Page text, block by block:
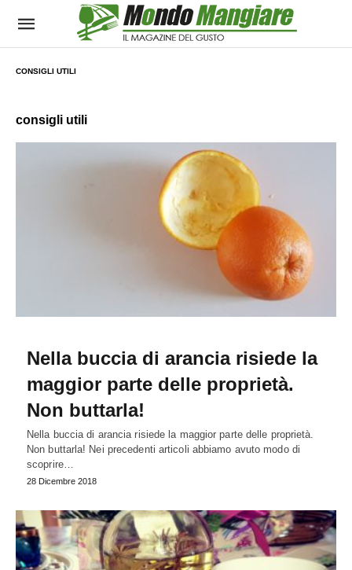
CONSIGLI UTILI
consigli utili
Nella buccia di arancia risiede la
maggior parte delle proprietà.
Non buttarla!
Nella buccia di arancia risiede la maggior parte delle proprietà.
Non buttarla! Nei precedenti articoli abbiamo avuto modo di
scoprire…
28 Dicembre 2018